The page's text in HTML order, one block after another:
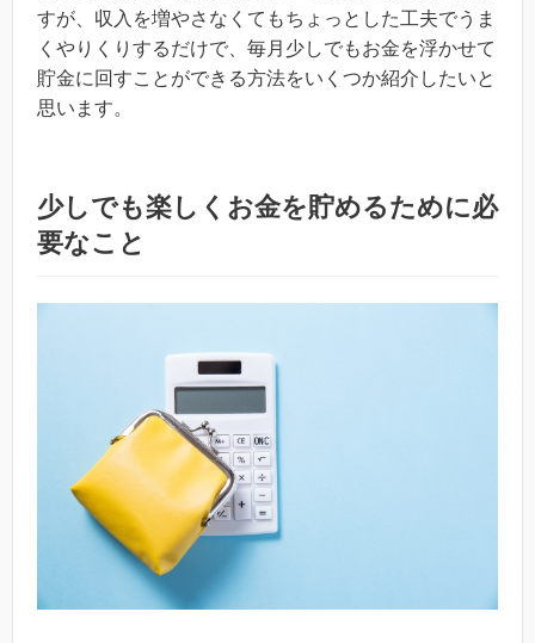
すが、収入を増やさなくてもちょっとした工夫でうま
くやりくりするだけで、毎月少しでもお金を浮かせて
貯金に回すことができる方法をいくつか紹介したいと
思います。
少しでも楽しくお金を貯めるために必
要なこと